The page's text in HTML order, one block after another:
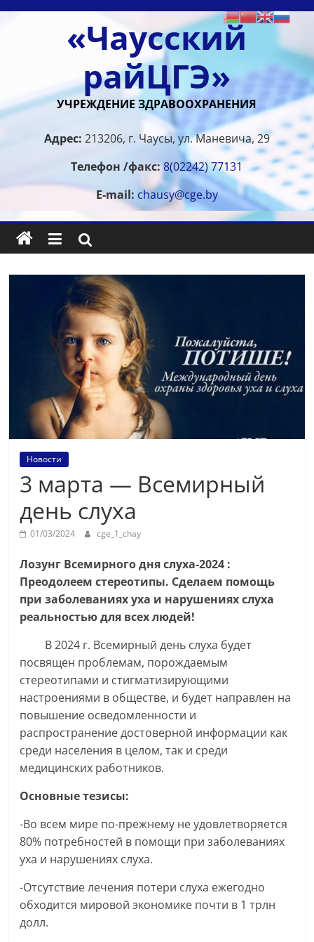
Перейти
содержимому«Чаусский
райЦГЭ»
УЧРЕЖДЕНИЕ ЗДРАВООХРАНЕНИЯ
Адрес: 213206, г. Чаусы, ул. Маневича, 29
Телефон /факс:8(02242) 77131
E-mail: chausy@cge.by
Новости
3 марта — Всемирный
день слуха
01/03/2024 cge_1_chay
Лозунг Всемирного дня слуха-2024 :
Преодолеем стереотипы. Сделаем помощь
при заболеваниях уха и нарушениях слуха
реальностью для всех людей!
В 2024 г. Всемирный день слуха будет
посвящен проблемам, порождаемым
стереотипами и стигматизирующими
настроениями в обществе, и будет направлен на
повышение осведомленности и
распространение достоверной информации как
среди населения в целом, так и среди
медицинских работников.
Основные тезисы:
-Во всем мире по-прежнему не удовлетворяется
80% потребностей в помощи при заболеваниях
уха и нарушениях слуха.
-Отсутствие лечения потери слуха ежегодно
обходится мировой экономике почти в 1 трлн
долл.